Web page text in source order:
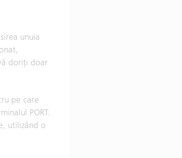
unuia
doriți doar
pe care
PORT.
utilizând o